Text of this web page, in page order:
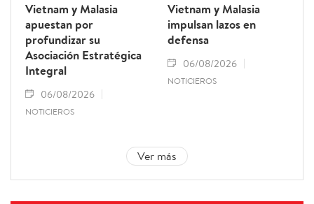
Vietnam y Malasia
apuestan por
profundizar su
Asociación Estratégica
Integral
06/08/2026
NOTICIEROS
Vietnam y Malasia
impulsan lazos en
defensa
06/08/2026
NOTICIEROS
Ver más